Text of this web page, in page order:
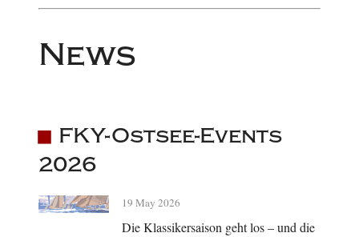
News
FKY-Ostsee-Events
2026
19 May 2026
Die Klassikersaison geht los – und die